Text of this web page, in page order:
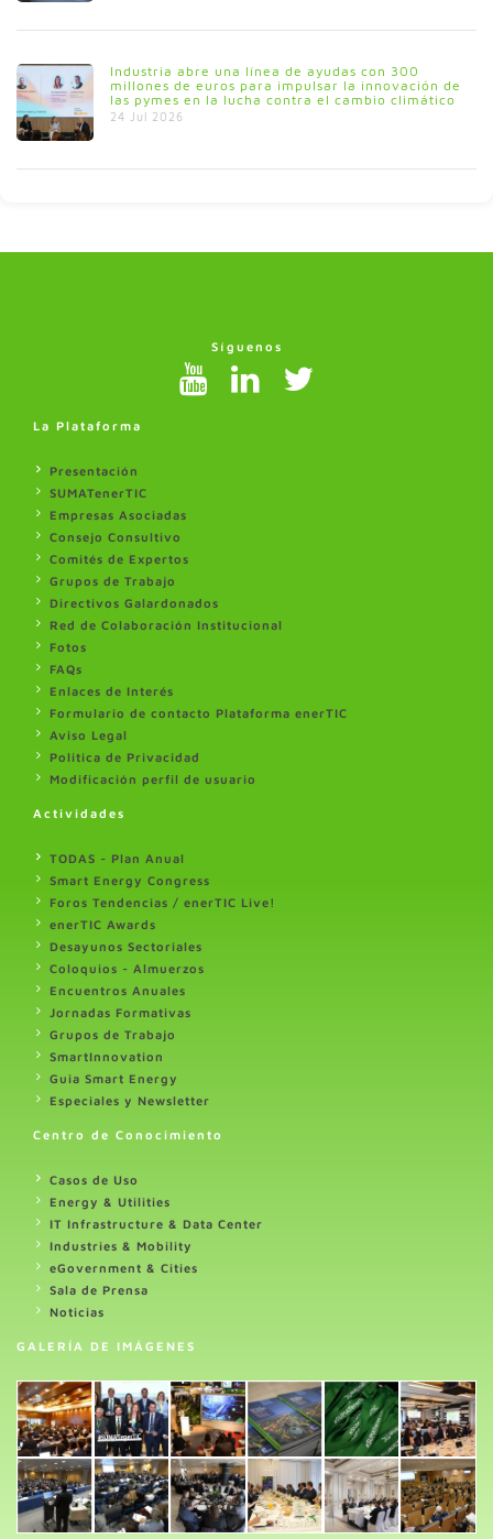
Industria abre una línea de ayudas con 300
millones de euros para impulsar la innovación de
las pymes en la lucha contra el cambio climático
24 Jul 2026
Síguenos
La Plataforma
Presentación
SUMATenerTIC
Empresas Asociadas
Consejo Consultivo
Comités de Expertos
Grupos de Trabajo
Directivos Galardonados
Red de Colaboración Institucional
Fotos
FAQs
Enlaces de Interés
Formulario de contacto Plataforma enerTIC
Aviso Legal
Politica de Privacidad
Modificación perfil de usuario
Actividades
TODAS - Plan Anual
Smart Energy Congress
Foros Tendencias / enerTIC Live!
enerTIC Awards
Desayunos Sectoriales
Coloquios - Almuerzos
Encuentros Anuales
Jornadas Formativas
Grupos de Trabajo
SmartInnovation
Guia Smart Energy
Especiales y Newsletter
Centro de Conocimiento
Casos de Uso
Energy & Utilities
IT Infrastructure & Data Center
Industries & Mobility
eGovernment & Cities
Sala de Prensa
Noticias
GALERÍA DE IMÁGENES